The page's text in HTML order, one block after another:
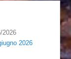
2026
2026